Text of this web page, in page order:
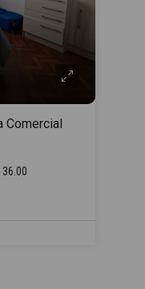
Comercial
36.00